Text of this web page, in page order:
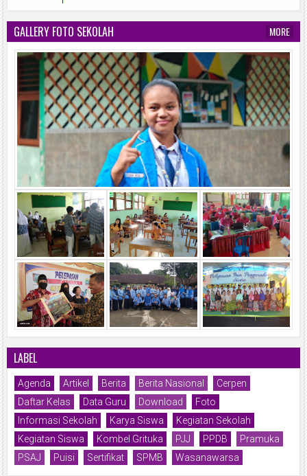
GALLERY FOTO SEKOLAH MORE
LABEL
Agenda Artikel Berita Berita Nasional
Cerpen
Daftar Kelas
Data Guru Download
Foto
Informasi Sekolah
Karya Siswa
Kegiatan Sekolah
Kegiatan Siswa
Kombel Grituka PJJ PPDB
Pramuka
PSAJ
Puisi Sertifikat SPMB Wasanawarsa